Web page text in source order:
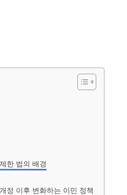
한 법의 배경
정 이후 변화하는 이민 정책